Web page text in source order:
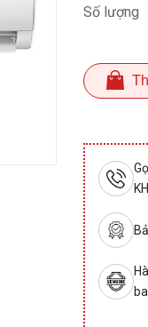
Số lượng